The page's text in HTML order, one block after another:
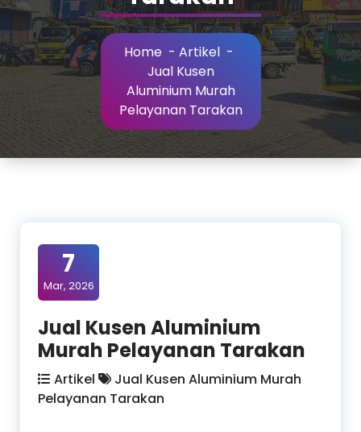
Home - Artikel -
Jual Kusen
Aluminium Murah
Pelayanan Tarakan
7
Mar, 2026
Jual Kusen Aluminium
Murah Pelayanan Tarakan
Artikel
Jual Kusen Aluminium Murah
Pelayanan Tarakan